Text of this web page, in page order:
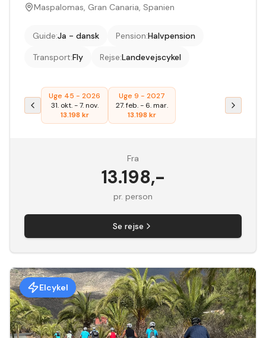
Maspalomas, Gran Canaria, Spanien
Guide:Ja - dansk Pension:Halvpension
Transport:Fly Rejse:Landevejscykel
Uge 45 - 2026
31. okt.-7. nov.
13.198 kr
Uge 9 - 2027
27. feb.- 6. mar.
13.198 kr
Fra
13.198,-
pr. person
Se rejse
Elcykel